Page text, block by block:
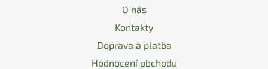
O nás
Kontakty
Doprava a platba
Hodnocení obchodu